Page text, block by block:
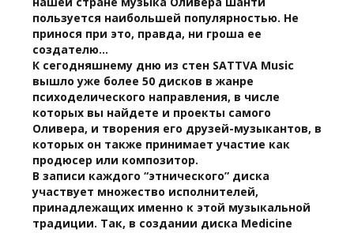
пользуется наибольшей популярностью. Не
принося при это, правда, ни гроша ее
создателю…
К сегодняшнему дню из стен SATTVA Music
вышло уже более 50 дисков в жанре
психоделического направления, в числе
которых вы найдете и проекты самого
Оливера, и творения его друзей-музыкантов, в
которых он также принимает участие как
продюсер или композитор.
В записи каждого “этнического” диска
участвует множество исполнителей,
принадлежащих именно к этой музыкальной
традиции. Так, в создании диска Medicine